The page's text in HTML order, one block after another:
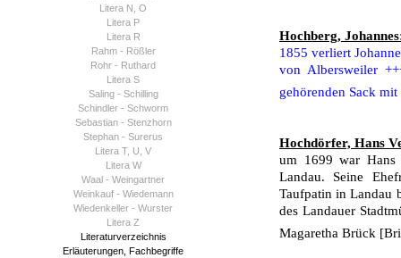
Hochberg,
1855 verliert
von Albersweiler
gehörenden Sack
Hochdörfer, Hans
um 1699 war
Landau. Seine
Taufpatin in Landau
des Landauer
Magaretha Brück
Litera N, O
Litera P
Litera R
Rahm - Rößler
Rohr - Ruthard
Litera S
Saling - Schilling
Schindler - Schworm
Sebastian - Stenzhorn
Stephan - Surerus
Litera T, U, V
Litera W
Waal - Weingartner
Weinkauf - Wiedemann
Wiedenkeller - Wurster
Litera Z
Literaturverzeichnis
Erläuterungen, Fachbegriffe